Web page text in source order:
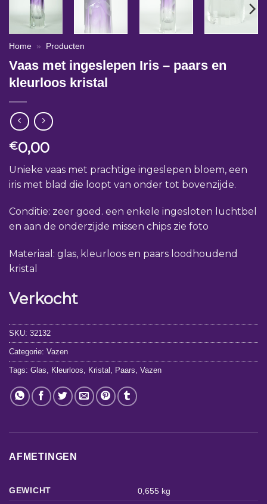
Home » Producten
Vaas met ingeslepen Iris – paars en
kleurloos kristal
€0,00
Unieke vaas met prachtige ingeslepen bloem, een
iris met blad die loopt van onder tot bovenzijde.
Conditie: zeer goed. een enkele ingesloten luchtbel
en aan de onderzijde missen chips zie foto
Materiaal: glas, kleurloos en paars loodhoudend
kristal
Verkocht
SKU: 32132
Categorie: Vazen
Tags: Glas Kleurloos Kristal Paars Vazen
AFMETINGEN
GEWICHT
0,655 kg